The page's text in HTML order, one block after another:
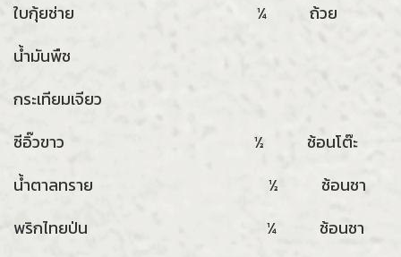
ใบกุ้ยช่าย ¼ ถ้วย
น้ำมันพืช
กระเทียมเจียว
ซีอิ๊วขาว ½ ช้อนโต๊ะ
น้ำตาลทราย ½ ช้อนชา
พริกไทยป่น ¼ ช้อนชา